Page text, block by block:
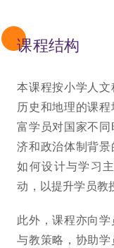
课程结构
本课程按小学人
历史和地理的课
富学员对国家不
济和政治体制背
如何设计与学习
动，以提升学员教
此外，课程亦向
与教策略，协助